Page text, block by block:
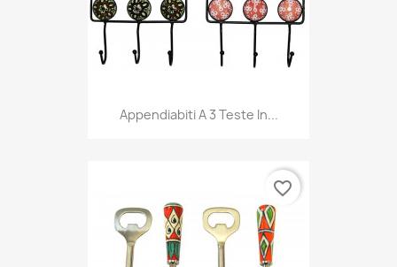
Appendiabiti A 3 Teste In...
favorite_border